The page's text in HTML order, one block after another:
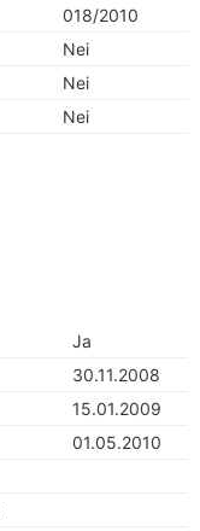
018/2010
Nei
Nei
Nei
Ja
30.11.2008
15.01.2009
01.05.2010